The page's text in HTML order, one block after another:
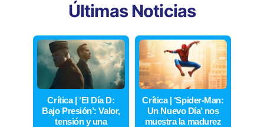
Últimas Noticias
Crítica | ‘El Día D:
Bajo Presión’: Valor,
tensión y una
Crítica | ‘Spider-Man:
Un Nuevo Día’ nos
muestra la madurez